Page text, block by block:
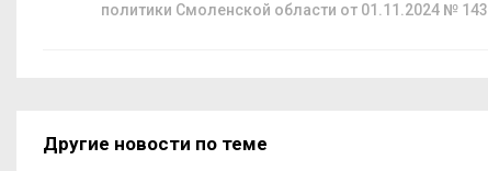
политики Смоленской области от 01.11.2024 № 143
Другие новости по теме